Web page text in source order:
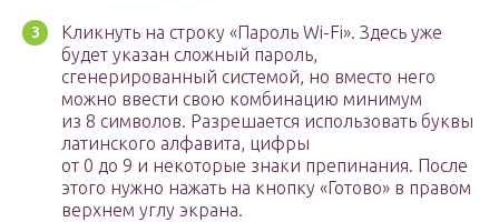
Кликнуть на строку «Пароль Wi-Fi». Здесь уже
будет указан сложный пароль,
сгенерированный системой, но вместо него
можно ввести свою комбинацию минимум
из 8 символов. Разрешается использовать буквы
латинского алфавита, цифры
от 0 до 9 и некоторые знаки препинания. После
этого нужно нажать на кнопку «Готово» в правом
верхнем углу экрана.